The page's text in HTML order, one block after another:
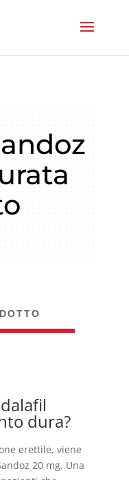
dura?
erettile, viene
20 mg. Una